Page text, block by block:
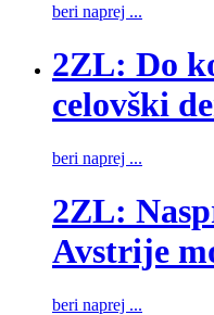
beri naprej ...
2ZL: Do
celovški
beri naprej ...
2ZL:
Avstrije
beri naprej ...